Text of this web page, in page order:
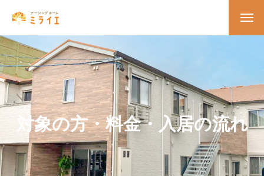
対象の方・料金・入居の流れ